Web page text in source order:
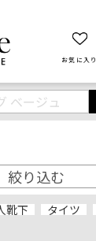
お気に入り
絞り込む
靴下 タイツ